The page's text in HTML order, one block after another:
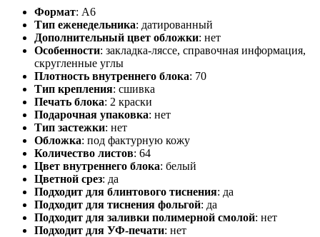
Формат: А6
Тип еженедельника: датированный
Дополнительный цвет обложки: нет
Особенности: закладка-ляссе, справочная информация,
скругленные углы
Плотность внутреннего блока: 70
Тип крепления: сшивка
Печать блока: 2 краски
Подарочная упаковка: нет
Тип застежки: нет
Обложка: под фактурную кожу
Количество листов: 64
Цвет внутреннего блока: белый
Цветной срез: да
Подходит для блинтового тиснения: да
Подходит для тиснения фольгой: да
Подходит для заливки полимерной смолой: нет
Подходит для УФ-печати: нет